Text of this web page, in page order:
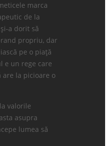
marca
de la
a dorit să
propriu, dar
pe o piață
e un rege care
are la picioare o
valorile
asupra
lumea să